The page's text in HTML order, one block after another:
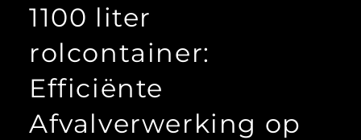
1100 liter
rolcontainer:
Efficiënte
Afvalverwerking op